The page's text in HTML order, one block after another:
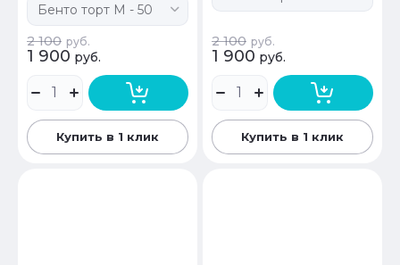
2 100 руб.
1 900 руб.
Купить в 1 клик
2 100 руб.
1 900 руб.
Купить в 1 клик